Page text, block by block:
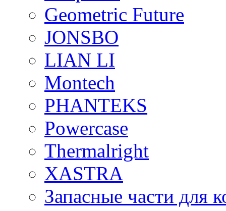
Geometric Future
JONSBO
LIAN LI
Montech
PHANTEKS
Powercase
Thermalright
XASTRA
Запасные части для